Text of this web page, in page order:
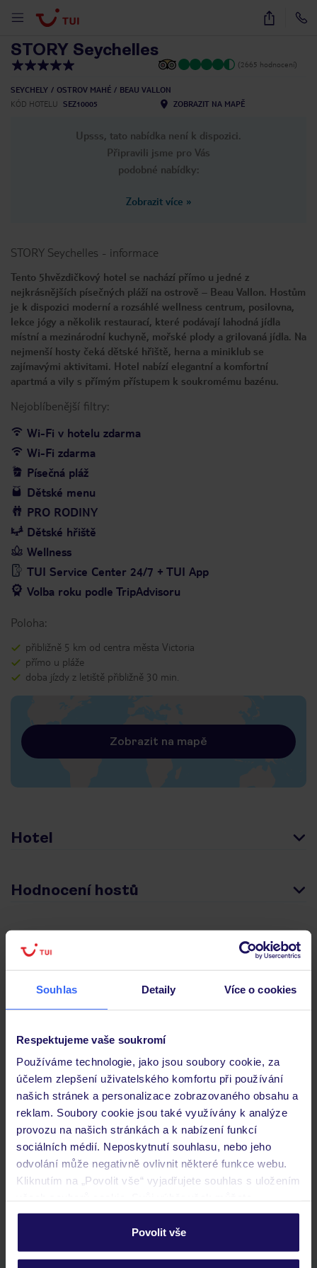
Souhlas Detaily Více o cookies
Respektujeme vaše soukromí
Používáme technologie, jako jsou soubory cookie, za
účelem zlepšení uživatelského komfortu při používání
našich stránek a personalizace zobrazovaného obsahu a
reklam. Soubory cookie jsou také využívány k analýze
provozu na našich stránkách a k nabízení funkcí
sociálních médií. Neposkytnutí souhlasu, nebo jeho
odvolání může negativně ovlivnit některé funkce webu.
Kliknutím na „Povolit vše“ vyjadřujete souhlas s uložením
personalizovat v sekci „Personalizace“.
Podrobné informace o souborech cookie naleznete v
Povolit vše
31
STORY Seychelles
(2665 hodnocení)
SEYCHELY OSTROV MAHÉ
BEAU VALLON
KÓD HOTELU
SEZ10005 ZOBRAZIT NA MAPĚ
Upsss, tato nabídka není k dispozici.
Připravili jsme pro Vás
podobné nabídky:
Zobrazit více »
STORY Seychelles - informace
Tento 5hvězdičkový hotel se nachází přímo u jedné z
nejkrásnějších písečných pláží na ostrově – Beau Vallon. Hostům
je k dispozici moderní a rozsáhlé wellness centrum, posilovna,
lekce jógy a několik restaurací, které podávají lahodná jídla
místní a mezinárodní kuchyně, mořské plody a grilovaná jídla. Na
nejmenší hosty čeká dětské hřiště, herna a miniklub se
zajímavými aktivitami. Hotel nabízí elegantní a komfortní
apartmá a vily s přímým přístupem k soukromému bazénu.
Nejoblíbenější filtry:
Wi-Fi v hotelu zdarma
Wi-Fi zdarma
Písečná pláž
Dětské menu
PRO RODINY
Dětské hřiště
Wellness
TUI Service Center 24/7 + TUI App
Volba roku podle TripAdvisoru
Poloha:
přibližně 5 km od centra města Victoria
přímo u pláže
doba jízdy z letiště přibližně 30 min.
Zobrazit na mapě
Hotel
Hodnocení hostů
Pokoje
Stravování
Důležité informace
Často kladené otázky
Jaké doklady jsou potřebné při cestování?
Budeme ubytováni ihned po příjezdu do hotelu?
Kam jít po přistání a vyzvednutí zavazadel?